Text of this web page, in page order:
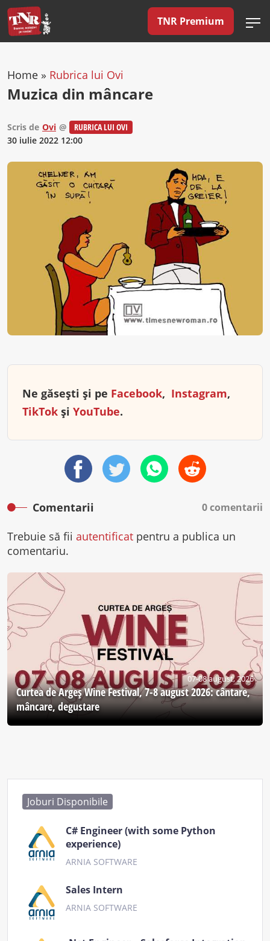
TNR Premium
Home » Rubrica lui Ovi
Muzica din mâncare
Scris de Ovi @
RUBRICA LUI OVI
30 iulie 2022 12:00
Ne găsești și pe Facebook, Instagram,
TikTok și YouTube.
Comentarii 0 comentarii
Trebuie să fii autentificat pentru a publica un
comentariu.
07-08 august, 2026
Curtea de Argeş Wine Festival, 7-8 august 2026: cântare,
mâncare, degustare
Joburi Disponibile
C# Engineer (with some Python
experience)
ARNIA SOFTWARE
Sales Intern
ARNIA SOFTWARE